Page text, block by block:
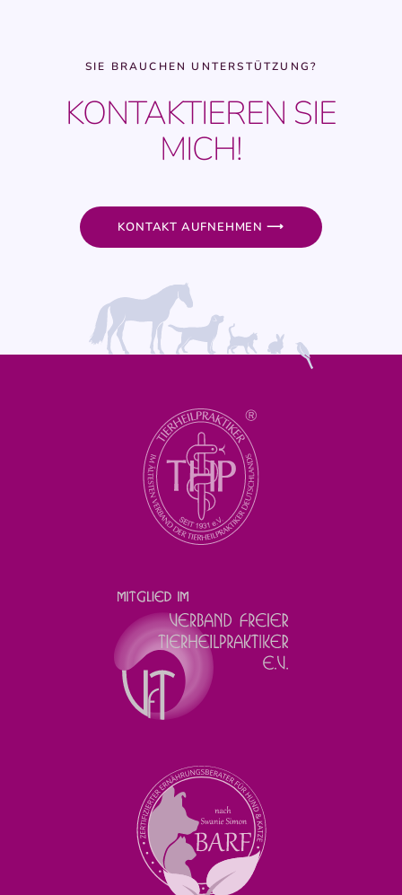
SIE BRAUCHEN UNTERSTÜTZUNG?
KONTAKTIEREN SIE
MICH!
KONTAKT AUFNEHMEN ⟶